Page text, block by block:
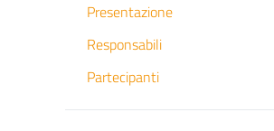
Presentazione
Responsabili
Partecipanti